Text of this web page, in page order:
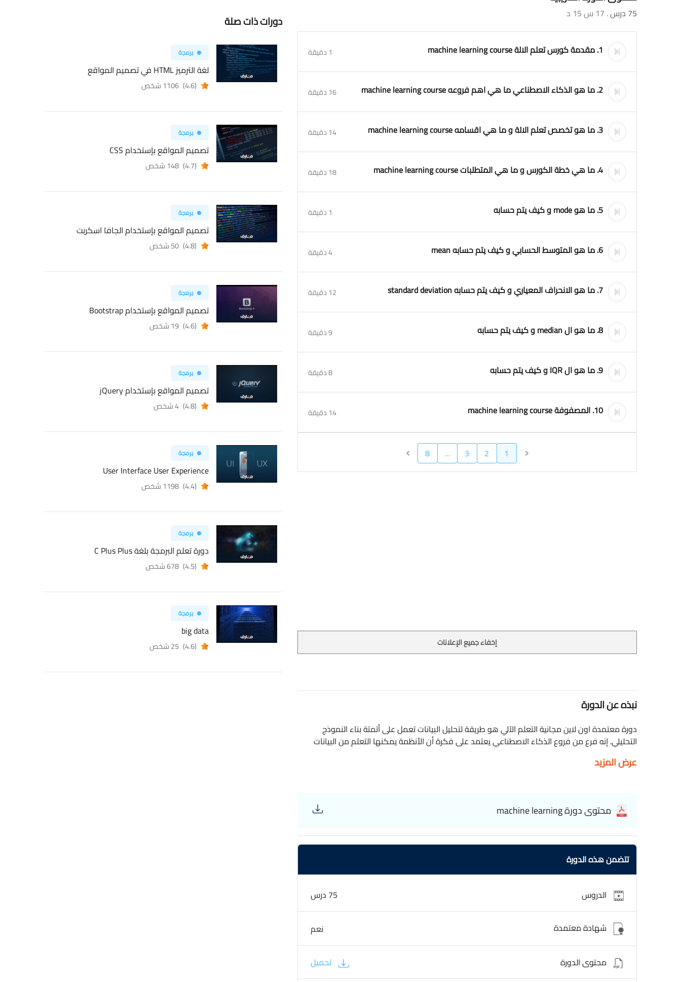
75 درس . 17 س 15 د
1. مقدمة كورس تعلم الالة machine learning course 1 دقيقة
2. ما هو الذكاء الاصطناعي ما هي اهم فروعه machine learning course 16 دقيقة
3. ما هو تخصص تعلم الالة و ما هي اقسامه machine learning course 14 دقيقة
4. ما هي خطة الكورس و ما هي المتطلبات machine learning course 18 دقيقة
5. ما هو mode و كيف يتم حسابه 1 دقيقة
6. ما هو المتوسط الحسابي و كيف يتم حسابه mean 4 دقيقة
7. ما هو الانحراف المعياري و كيف يتم حسابه standard deviation 12 دقيقة
8. ما هو ال median و كيف يتم حسابه 9 دقيقة
9. ما هو ال IQR و كيف يتم حسابه 8 دقيقة
10. المصفوفة machine learning course 14 دقيقة
1
2
3
…
8
إخفاء جميع الإعلانات
نبذه عن الدورة
دورة معتمدة اون لاين مجانية التعلم الآلي هو طريقة لتحليل البيانات تعمل على أتمتة بناء النموذج
التحليلي. إنه فرع من فروع الذكاء الاصطناعي يعتمد على فكرة أن الأنظمة يمكنها التعلم من البيانات
عرض المزيد
محتوى دورة machine learning
تتضمن هذه الدورة
الدروس 75 درس
شهادة معتمدة نعم
محتوى الدورة تحميل
دورات ذات صلة
برمجة
لغة الترميز HTML في تصميم المواقع
(4.6) 1106 شخص
برمجة
تصميم المواقع بإستخدام CSS
(4.7) 148 شخص
برمجة
تصميم المواقع بإستخدام الجافا اسكربت
(4.8) 50 شخص
برمجة
تصميم المواقع بإستخدام Bootstrap
(4.6) 19 شخص
برمجة
تصميم المواقع بإستخدام jQuery
(4.8) 4 شخص
برمجة
User Interface User Experience
(4.4) 1198 شخص
برمجة
دورة تعلم البرمجة بلغة C Plus Plus
(4.5) 678 شخص
برمجة
big data
(4.6) 25 شخص